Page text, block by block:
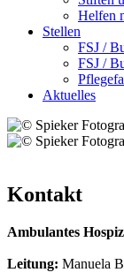
Helfen
Stellen
FSJ /
FSJ /
Aktuelles
Kontakt
Ambulantes Hospiz
Leitung: Manuela